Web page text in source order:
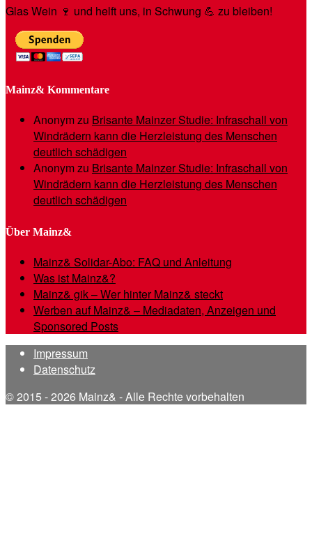
Glas Wein 🍷 und helft uns, in Schwung 💪 zu bleiben!
Mainz& Kommentare
Anonymzu Brisante Mainzer Studie: Infraschall von
Windrädern kann die Herzleistung des Menschen
deutlich schädigen
Anonymzu Brisante Mainzer Studie: Infraschall von
Windrädern kann die Herzleistung des Menschen
deutlich schädigen
Über Mainz&
Mainz& Solidar-Abo: FAQ und Anleitung
Was ist Mainz&?
Mainz& gik – Wer hinter Mainz& steckt
Werben auf Mainz& – Mediadaten, Anzeigen und
Sponsored Posts
Impressum
Datenschutz
© 2015 - 2026 Mainz& - Alle Rechte vorbehalten